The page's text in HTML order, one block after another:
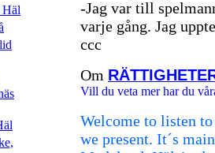
Häl
-Jag var till
varje gång. Jag
ccc
Om
Vill du veta mer har du
Welcome to listen
we present. It´s